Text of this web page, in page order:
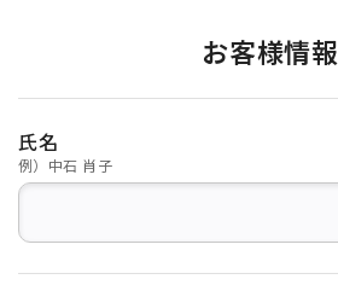
お客様情報
氏名
例）中石 肖子